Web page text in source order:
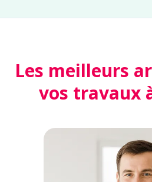
Les meilleurs
vos travaux